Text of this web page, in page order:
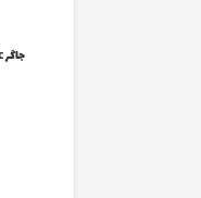
جاگر Basic